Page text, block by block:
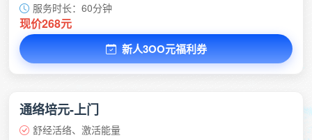
服务时长：60分钟
现价268元
新人3OO元福利券
通络培元-上门
舒经活络、激活能量